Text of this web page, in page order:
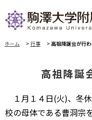
ホーム > 行事 > 高祖降誕会が行わ
高祖降誕
１月１４日(火)、冬
校の母体である曹洞宗